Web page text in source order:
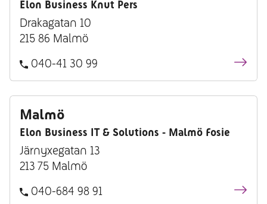
Elon Business Knut Pers
Drakagatan 10
215 86 Malmö
040-41 30 99
Malmö
Elon Business IT & Solutions - Malmö Fosie
Järnyxegatan 13
213 75 Malmö
040-684 98 91